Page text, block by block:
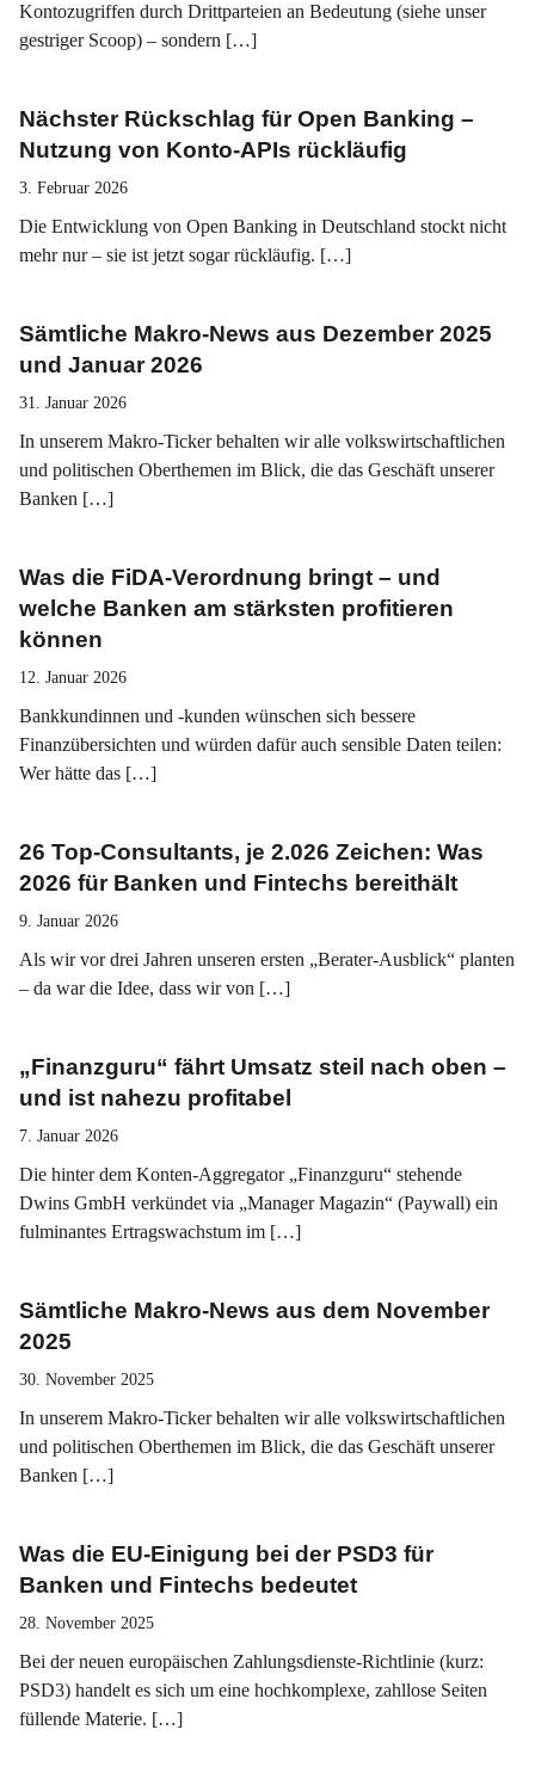
Kontozugriffen durch Drittparteien an Bedeutung (siehe unser
gestriger Scoop) – sondern […]
Nächster Rückschlag für Open Banking –
Nutzung von Konto-APIs rückläufig
3. Februar 2026
Die Entwicklung von Open Banking in Deutschland stockt nicht
mehr nur – sie ist jetzt sogar rückläufig. […]
Sämtliche Makro-News aus Dezember 2025
und Januar 2026
31. Januar 2026
In unserem Makro-Ticker behalten wir alle volkswirtschaftlichen
und politischen Oberthemen im Blick, die das Geschäft unserer
Banken […]
Was die FiDA-Verordnung bringt – und
welche Banken am stärksten profitieren
können
12. Januar 2026
Bankkundinnen und -kunden wünschen sich bessere
Finanzübersichten und würden dafür auch sensible Daten teilen:
Wer hätte das […]
26 Top-Consultants, je 2.026 Zeichen: Was
2026 für Banken und Fintechs bereithält
9. Januar 2026
Als wir vor drei Jahren unseren ersten „Berater-Ausblick“ planten
– da war die Idee, dass wir von […]
„Finanzguru“ fährt Umsatz steil nach oben –
und ist nahezu profitabel
7. Januar 2026
Die hinter dem Konten-Aggregator „Finanzguru“ stehende
Dwins GmbH verkündet via „Manager Magazin“ (Paywall) ein
fulminantes Ertragswachstum im […]
Sämtliche Makro-News aus dem November
2025
30. November 2025
In unserem Makro-Ticker behalten wir alle volkswirtschaftlichen
und politischen Oberthemen im Blick, die das Geschäft unserer
Banken […]
Was die EU-Einigung bei der PSD3 für
Banken und Fintechs bedeutet
28. November 2025
Bei der neuen europäischen Zahlungsdienste-Richtlinie (kurz:
PSD3) handelt es sich um eine hochkomplexe, zahllose Seiten
füllende Materie. […]